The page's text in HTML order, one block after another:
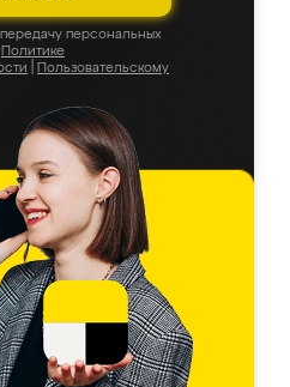
персональных
Политике
Пользовательскому